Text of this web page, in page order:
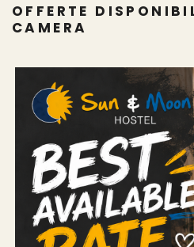
OFFERTE
CAMERA